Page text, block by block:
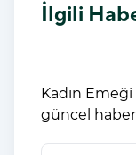
İlgili
Kadın
güncel